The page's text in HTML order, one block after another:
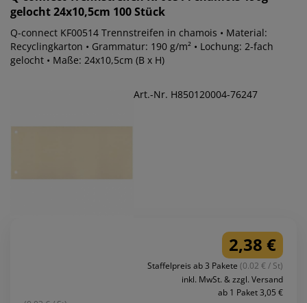
gelocht 24x10,5cm 100 Stück
Q-connect KF00514 Trennstreifen in chamois • Material:
Recyclingkarton • Grammatur: 190 g/m² • Lochung: 2-fach
gelocht • Maße: 24x10,5cm (B x H)
Art.-Nr. H850120004-76247
2,38 €
Staffelpreis ab 3 Pakete (0.02 € / St)
inkl. MwSt. & zzgl. Versand
ab 1 Paket 3,05 €